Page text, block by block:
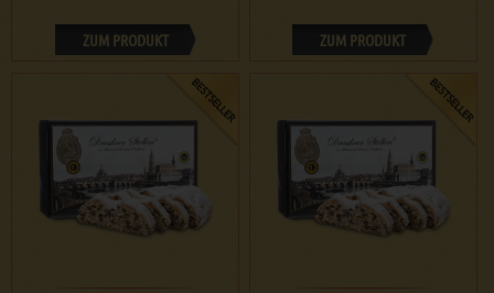
ZUM PRODUKT ZUM PRODUKT